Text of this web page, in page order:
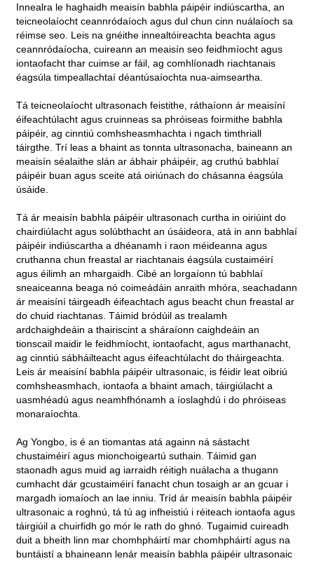
Innealra le haghaidh meaisín babhla páipéir indiúscartha, an
teicneolaíocht ceannródaíoch agus dul chun cinn nuálaíoch sa
réimse seo. Leis na gnéithe innealtóireachta beachta agus
ceannródaíocha, cuireann an meaisín seo feidhmíocht agus
iontaofacht thar cuimse ar fáil, ag comhlíonadh riachtanais
éagsúla timpeallachtaí déantúsaíochta nua-aimseartha.
Tá teicneolaíocht ultrasonach feistithe, ráthaíonn ár meaisíní
éifeachtúlacht agus cruinneas sa phróiseas foirmithe babhla
páipéir, ag cinntiú comhsheasmhachta i ngach timthriall
táirgthe. Trí leas a bhaint as tonnta ultrasonacha, baineann an
meaisín séalaithe slán ar ábhair pháipéir, ag cruthú babhlaí
páipéir buan agus sceite atá oiriúnach do chásanna éagsúla
úsáide.
Tá ár meaisín babhla páipéir ultrasonach curtha in oiriúint do
chairdiúlacht agus solúbthacht an úsáideora, atá in ann babhlaí
páipéir indiúscartha a dhéanamh i raon méideanna agus
cruthanna chun freastal ar riachtanais éagsúla custaiméirí
agus éilimh an mhargaidh. Cibé an lorgaíonn tú babhlaí
sneaiceanna beaga nó coimeádáin anraith mhóra, seachadann
ár meaisíní táirgeadh éifeachtach agus beacht chun freastal ar
do chuid riachtanas. Táimid bródúil as trealamh
ardchaighdeáin a thairiscint a sháraíonn caighdeáin an
tionscail maidir le feidhmíocht, iontaofacht, agus marthanacht,
ag cinntiú sábháilteacht agus éifeachtúlacht do tháirgeachta.
Leis ár meaisíní babhla páipéir ultrasonaic, is féidir leat oibriú
comhsheasmhach, iontaofa a bhaint amach, táirgiúlacht a
uasmhéadú agus neamhfhónamh a íoslaghdú i do phróiseas
monaraíochta.
Ag Yongbo, is é an tiomantas atá againn ná sástacht
chustaiméirí agus mionchoigeartú suthain. Táimid gan
staonadh agus muid ag iarraidh réitigh nuálacha a thugann
cumhacht dár gcustaiméirí fanacht chun tosaigh ar an gcuar i
margadh iomaíoch an lae inniu. Tríd ár meaisín babhla páipéir
ultrasonaic a roghnú, tá tú ag infheistiú i réiteach iontaofa agus
táirgiúil a chuirfidh go mór le rath do ghnó. Tugaimid cuireadh
duit a bheith linn mar chomhpháirtí mar chomhpháirtí agus na
buntáistí a bhaineann lenár meaisín babhla páipéir ultrasonaic